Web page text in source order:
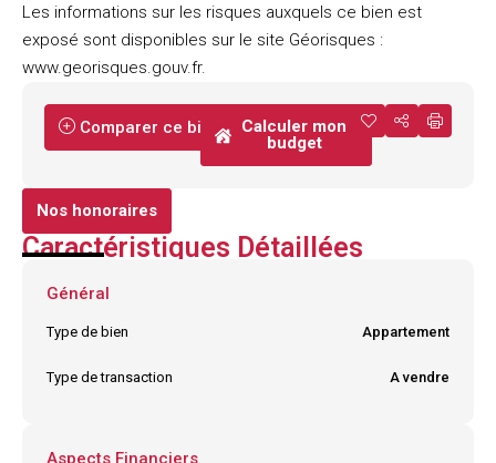
Les informations sur les risques auxquels ce bien est
exposé sont disponibles sur le site Géorisques :
www.georisques.gouv.fr.
Comparer ce bien
Calculer mon
budget
Nos honoraires
Caractéristiques Détaillées
Général
Type de bien Appartement
Type de transaction A vendre
Aspects Financiers